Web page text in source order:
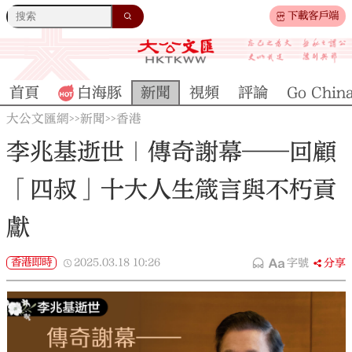
下載客戶端
首頁 白海豚 新聞 視頻 評論 Go
大公文匯網>>新聞>>香港
李兆基逝世｜傳奇謝幕——回顧
「四叔」十大人生箴言與不朽貢
獻
香港即時 2025.03.18 10:26 字號 分享